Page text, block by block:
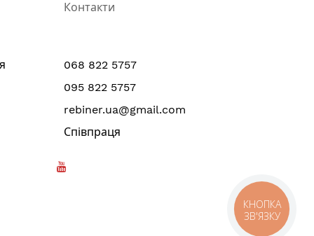
Контакти
068 822 5757
095 822 5757
rebiner.ua@gmail.com
Співпраця
КНОПКА
ЗВ'ЯЗКУ